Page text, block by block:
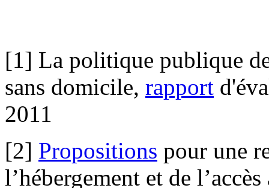
[1] La politique publique
sans domicile, rapport
2011
[2] Propositions pour une
l’hébergement et de